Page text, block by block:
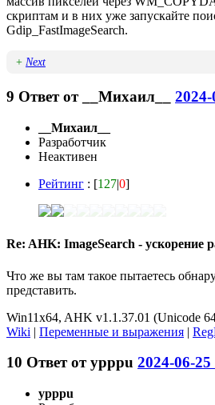
скриптам и в них уже запускайте
Gdip_FastImageSearch.
+ Next
9 Ответ от __Михаил__
__Михаил__
Разработчик
Неактивен
Рейтинг : [127|0]
Re: AHK: ImageSearch - ускорение
Что же вы там такое пытаетесь
представить.
Win11x64, AHK v1.1.37.01 (Unicode
Wiki | Переменные и выражения |
10 Ответ отypppu 2024-06-
ypppu